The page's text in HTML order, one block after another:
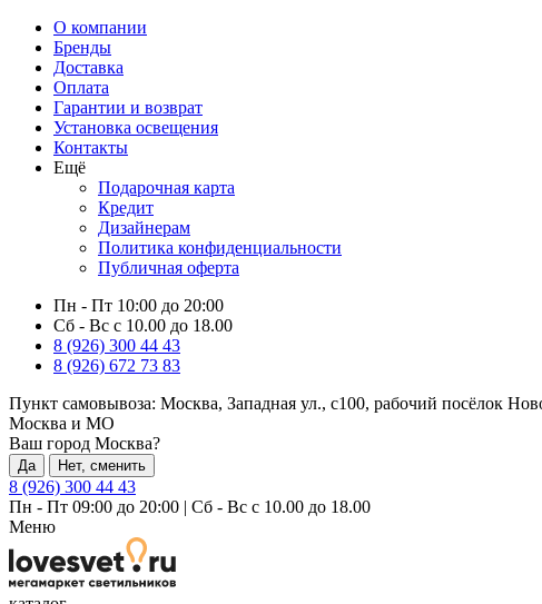
О компании
Бренды
Доставка
Оплата
Гарантии и возврат
Установка освещения
Контакты
Ещё
Подарочная карта
Кредит
Дизайнерам
Политика конфиденциальности
Публичная оферта
Пн - Пт 10:00 до 20:00
Сб - Вс с 10.00 до 18.00
8 (926) 300 44 43
8 (926) 672 73 83
Пункт самовывоза: Москва, Западная ул., с100, рабочий посёлок
Москва и МО
Ваш город Москва?
Да Нет, сменить
8 (926) 300 44 43
Пн - Пт 09:00 до 20:00 | Сб - Вс с 10.00 до 18.00
Меню